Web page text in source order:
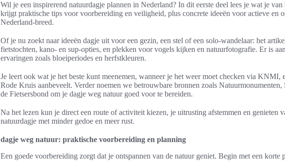
Wil je een inspirerend natuurdagje plannen in Nederland? In dit eerste deel lees je wat je
krijgt praktische tips voor voorbereiding en veiligheid, plus concrete ideeën voor actieve en
Nederland-breed.
Of je nu zoekt naar ideeën dagje uit voor een gezin, een stel of een solo-wandelaar: het
fietstochten, kano- en sup-opties, en plekken voor vogels kijken en natuurfotografie. Er is
ervaringen zoals bloeiperiodes en herfstkleuren.
Je leert ook wat je het beste kunt meenemen, wanneer je het weer moet checken via KNMI,
Rode Kruis aanbeveelt. Verder noemen we betrouwbare bronnen zoals Natuurmonumenten,
de Fietsersbond om je dagje weg natuur goed voor te bereiden.
Na het lezen kun je direct een route of activiteit kiezen, je uitrusting afstemmen en genieten
natuurdagje met minder gedoe en meer rust.
dagje weg natuur: praktische voorbereiding en planning
Een goede voorbereiding zorgt dat je ontspannen van de natuur geniet. Begin met een korte